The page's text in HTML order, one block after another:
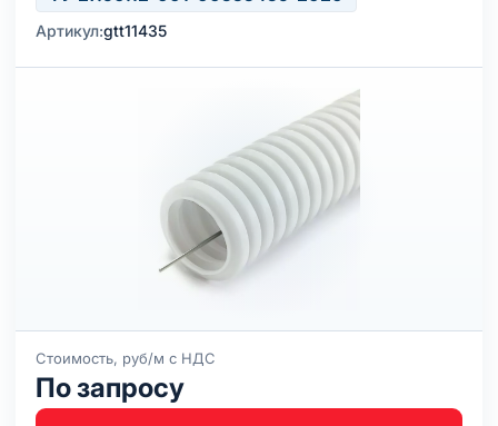
Артикул:gtt11435
Стоимость, руб/м с НДС
По запросу